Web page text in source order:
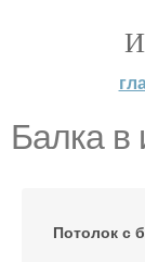
Балка в
Потолок с